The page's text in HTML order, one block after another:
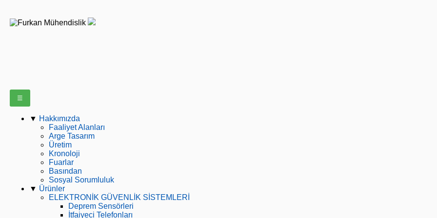
☰
▼ Hakkımızda
Faaliyet Alanları
Arge Tasarım
Üretim
Kronoloji
Fuarlar
Basından
Sosyal Sorumluluk
▼ Ürünler
ELEKTRONİK GÜVENLİK SİSTEMLERİ
Deprem Sensörleri
İtfaiyeci Telefonları